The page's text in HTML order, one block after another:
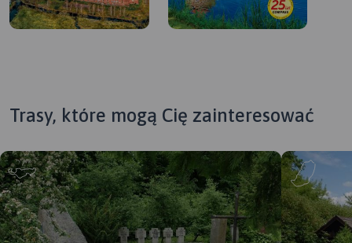
Trasy, które mogą Cię zainteresować